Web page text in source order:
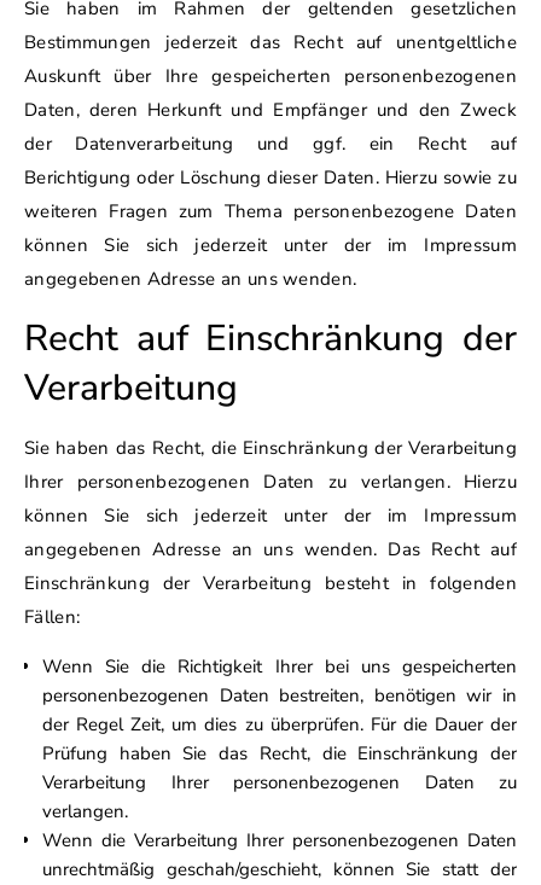
Sie haben im Rahmen der geltenden gesetzlichen
Bestimmungen jederzeit das Recht auf unentgeltliche
Auskunft über Ihre gespeicherten personenbezogenen
Daten, deren Herkunft und Empfänger und den Zweck
der Datenverarbeitung und ggf. ein Recht auf
Berichtigung oder Löschung dieser Daten. Hierzu sowie zu
weiteren Fragen zum Thema personenbezogene Daten
können Sie sich jederzeit unter der im Impressum
angegebenen Adresse an uns wenden.
Recht auf Einschränkung der
Verarbeitung
Sie haben das Recht, die Einschränkung der Verarbeitung
Ihrer personenbezogenen Daten zu verlangen. Hierzu
können Sie sich jederzeit unter der im Impressum
angegebenen Adresse an uns wenden. Das Recht auf
Einschränkung der Verarbeitung besteht in folgenden
Fällen:
Wenn Sie die Richtigkeit Ihrer bei uns gespeicherten
personenbezogenen Daten bestreiten, benötigen wir in
der Regel Zeit, um dies zu überprüfen. Für die Dauer der
Prüfung haben Sie das Recht, die Einschränkung der
Verarbeitung Ihrer personenbezogenen Daten zu
verlangen.
Wenn die Verarbeitung Ihrer personenbezogenen Daten
unrechtmäßig geschah/geschieht, können Sie statt der